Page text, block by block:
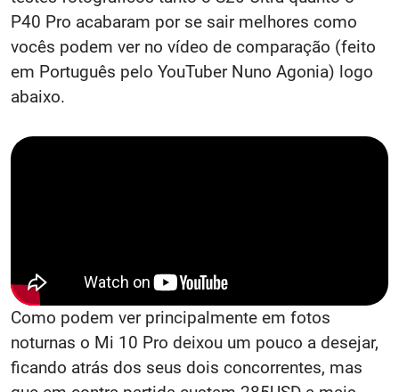
P40 Pro acabaram por se sair melhores como
vocês podem ver no vídeo de comparação (feito
em Português pelo YouTuber Nuno Agonia) logo
abaixo.
Como podem ver principalmente em fotos
noturnas o Mi 10 Pro deixou um pouco a desejar,
ficando atrás dos seus dois concorrentes, mas